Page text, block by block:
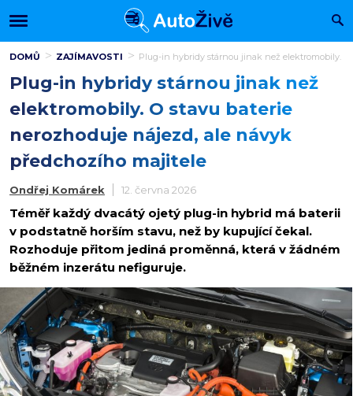
DOMŮ ZAJÍMAVOSTI Plug-in hybridy stárnou jinak než elektromobily.
Plug-in hybridy stárnou jinak než
elektromobily. O stavu baterie
nerozhoduje nájezd, ale návyk
předchozího majitele
Ondřej Komárek 12. června 2026
Téměř každý dvacátý ojetý plug-in hybrid má baterii
v podstatně horším stavu, než by kupující čekal.
Rozhoduje přitom jediná proměnná, která v žádném
běžném inzerátu nefiguruje.